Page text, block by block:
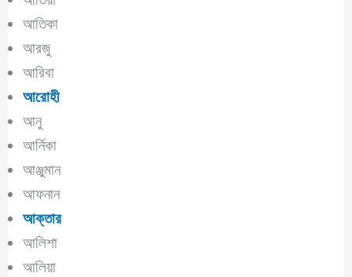
আতিকা
আরজু
আরিবা
আরোহী
আনু
আর্নিকা
আঞ্জুমান
আফনান
আক্তার
আলিশা
আলিয়া